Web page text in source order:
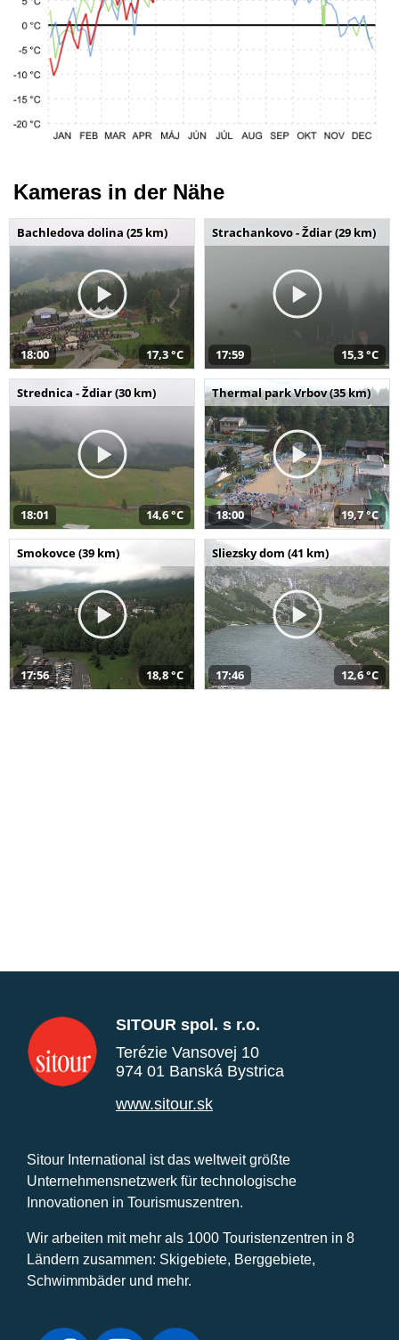
Kameras in der Nähe
Bachledova dolina (25 km)
18:00 17,3 °C
Strachankovo - Ždiar (29 km)
17:59 15,3 °C
Strednica - Ždiar (30 km)
18:01 14,6 °C
Thermal park Vrbov (35 km)
18:00 19,7 °C
Smokovce (39 km)
17:56 18,8 °C
Sliezsky dom (41 km)
17:46 12,6 °C
SITOUR spol. s r.o.
Terézie Vansovej 10
974 01 Banská Bystrica
www.sitour.sk
Sitour International ist das weltweit größte
Unternehmensnetzwerk für technologische
Innovationen in Tourismuszentren.
Wir arbeiten mit mehr als 1000 Touristenzentren in 8
Ländern zusammen: Skigebiete, Berggebiete,
Schwimmbäder und mehr.